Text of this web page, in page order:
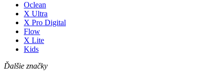
Oclean
X Ultra
X Pro Digital
Flow
X Lite
Kids
Ďalšie značky